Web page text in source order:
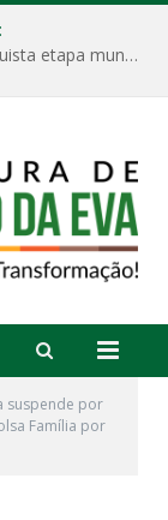
Escola Municipal Divino Espírito Santo conquista etapa municipal da V Feira Amazonense de Matemática
suspende por
Família por